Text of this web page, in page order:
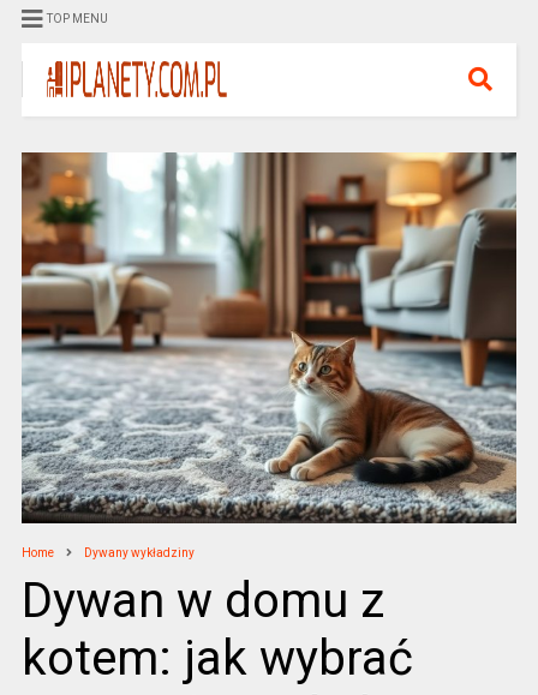
TOP MENU
Home Dywany wykładziny
Dywan w domu z
kotem: jak wybrać